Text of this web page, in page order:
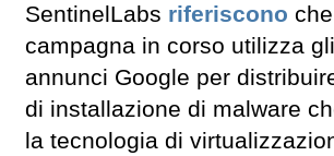
SentinelLabs riferiscono
campagna in corso utilizza gli
annunci Google per
di installazione di malware
la tecnologia di